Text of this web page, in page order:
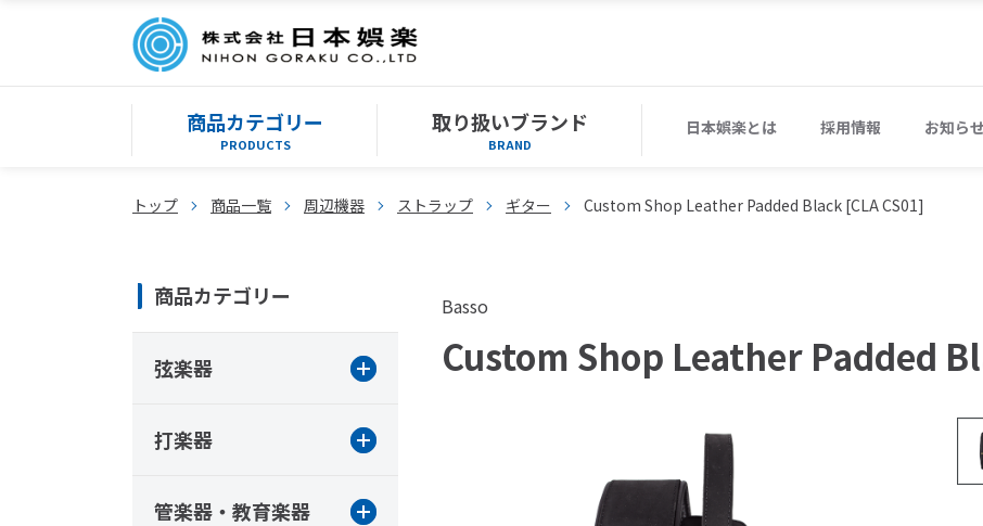
商品カテゴリー
PRODUCTS
取り扱いブランド
BRAND
日本娯楽とは 採用情報 お知ら
トップ 商品一覧 周辺機器 ストラップ ギター Custom Shop Leather Padded Black [CLA CS01]
Basso
Custom Shop Leather Padded
商品カテゴリー
弦楽器
打楽器
管楽器・教育楽器